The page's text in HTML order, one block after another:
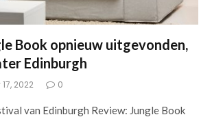
Book opnieuw uitgevonden,
Edinburgh
2022 0
van Edinburgh Review: Jungle Book